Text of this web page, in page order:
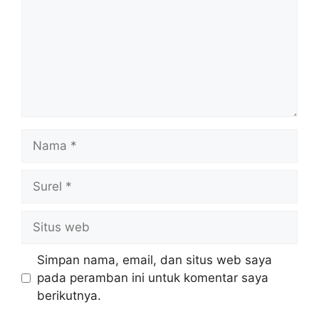
web
Simpan nama, email, dan situs web saya
pada peramban ini untuk komentar saya
berikutnya.